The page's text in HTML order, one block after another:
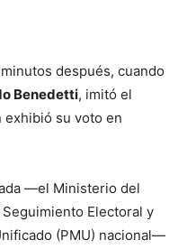
después, cuando
Benedetti, imitó el
exhibió su voto en
—el Ministerio del
Electoral y
(PMU) nacional—